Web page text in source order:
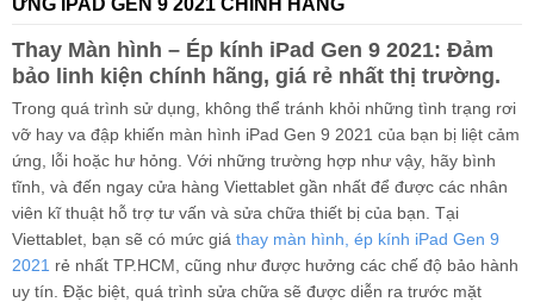
Thay Màn hình – Ép kính iPad Gen 9 2021: Đảm
bảo linh kiện chính hãng, giá rẻ nhất thị trường.
Trong quá trình sử dụng, không thể tránh khỏi những tình trạng rơi
vỡ hay va đập khiến màn hình iPad Gen 9 2021 của bạn bị liệt cảm
ứng, lỗi hoặc hư hỏng. Với những trường hợp như vậy, hãy bình
tĩnh, và đến ngay cửa hàng Viettablet gần nhất để được các nhân
viên kĩ thuật hỗ trợ tư vấn và sửa chữa thiết bị của bạn. Tại
Viettablet, bạn sẽ có mức giá thay màn hình, ép kính iPad Gen 9
2021 rẻ nhất TP.HCM, cũng như được hưởng các chế độ bảo hành
uy tín. Đặc biệt, quá trình sửa chữa sẽ được diễn ra trước mặt